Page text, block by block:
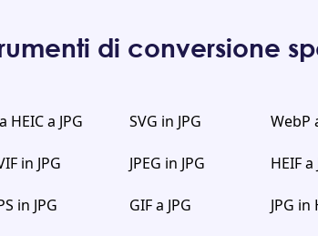
di conversione
HEIC a JPG SVG in JPG WebP
in JPG JPEG in JPG HEIF a
in JPG GIF a JPG JPG in